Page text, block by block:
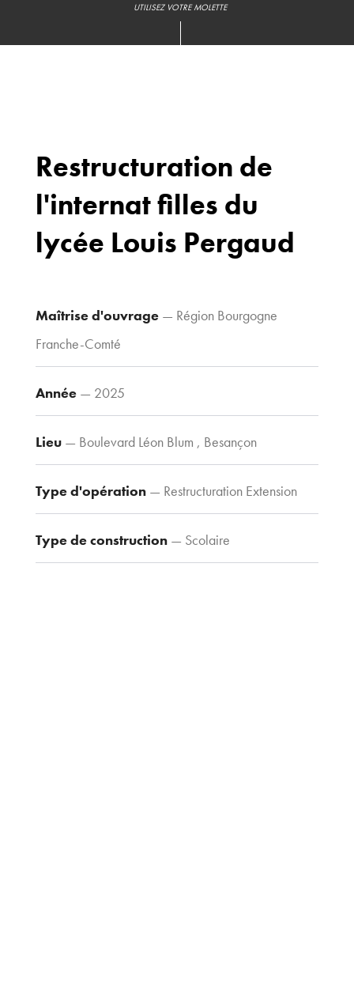
UTILISEZ VOTRE MOLETTE
Restructuration de
l'internat filles du
lycée Louis Pergaud
Maîtrise d'ouvrage— Région Bourgogne
Franche-Comté
Année— 2025
Lieu— Boulevard Léon Blum , Besançon
Type d'opération— Restructuration Extension
Type de construction— Scolaire
Bureaux
70 avenue du
Drapeau,
Tel : 03 80 30
Fax : 03 80 30
44 80
agence@tria-